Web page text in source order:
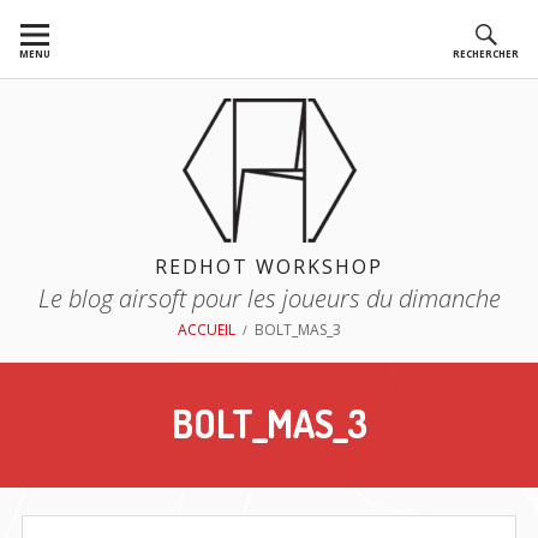
auMENU RECHERCHER
REDHOT WORKSHOP
Le blog airsoft pour les joueurs du dimanche
ACCUEIL BOLT_MAS_3
BOLT_MAS_3